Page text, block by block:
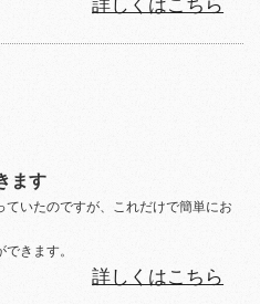
詳しくはこちら
ます
いたのですが、これだけで簡単にお
きます。
詳しくはこちら